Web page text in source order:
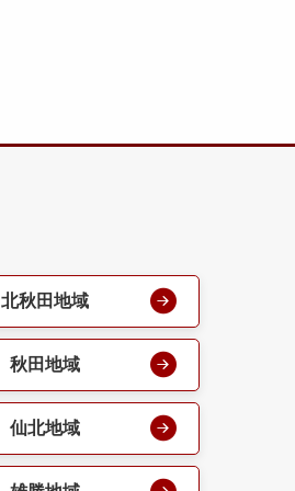
北秋田地域
秋田地域
仙北地域